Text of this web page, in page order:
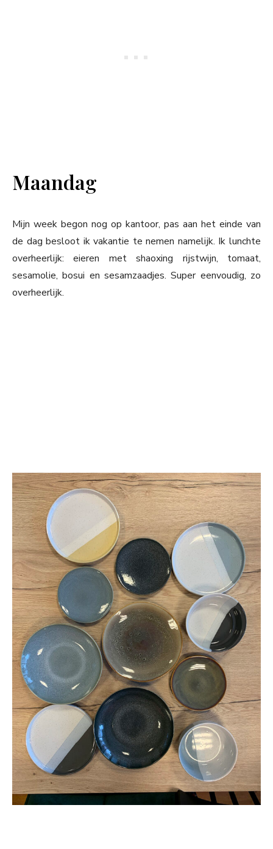
Maandag
Mijn week begon nog op kantoor, pas aan het einde van
de dag besloot ik vakantie te nemen namelijk. Ik lunchte
overheerlijk: eieren met shaoxing rijstwijn, tomaat,
sesamolie, bosui en sesamzaadjes. Super eenvoudig, zo
overheerlijk.